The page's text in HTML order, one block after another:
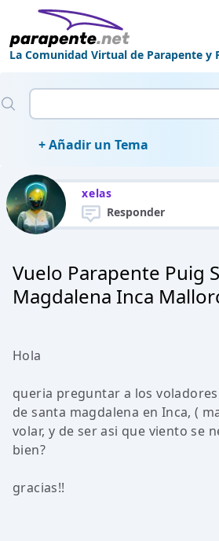
La Comunidad Virtual de Parapente y
+ Añadir un Tema
xelas
Responder
Vuelo Parapente Puig
Magdalena Inca
Hola
queria preguntar a los
de santa magdalena en Inca, (
volar, y de ser asi que viento se
bien?
gracias!!